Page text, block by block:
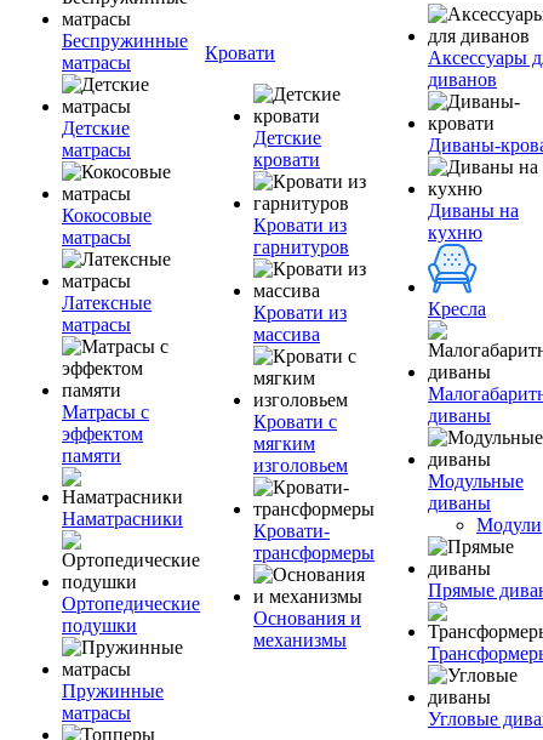
Беспружинные
матрасы
Детские
матрасы
Кокосовые
матрасы
Латексные
матрасы
Матрасы с
эффектом
памяти
Наматрасники
Ортопедические
подушки
Пружинные
матрасы
Кровати
Детские
кровати
Кровати из
гарнитуров
Кровати из
массива
Кровати с
мягким
изголовьем
Кровати-
трансформеры
Основания и
механизмы
Аксессуары
диванов
Диваны-
Диваны на
кухню
Кресла
диваны
Модульные
диваны
Модули
Прямые
Угловые